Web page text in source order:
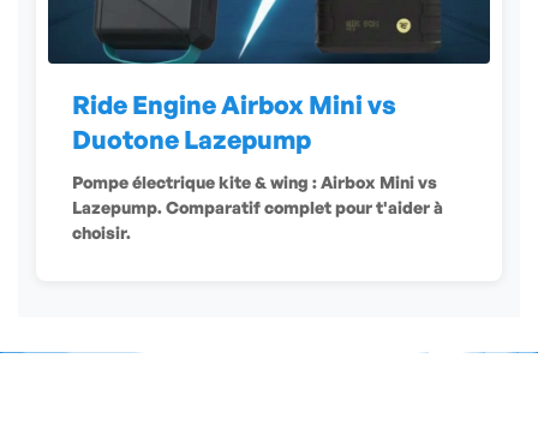
Ride Engine Airbox Mini vs
Duotone Lazepump
Pompe électrique kite & wing : Airbox Mini vs
Lazepump. Comparatif complet pour t'aider à
choisir.